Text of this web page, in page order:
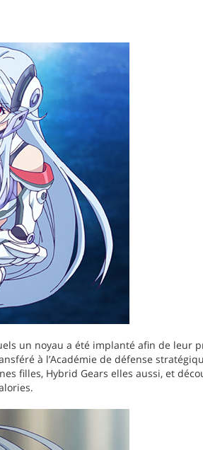
un noyau a été implanté afin de leur
à l’Académie de défense
filles, Hybrid Gears elles aussi, et